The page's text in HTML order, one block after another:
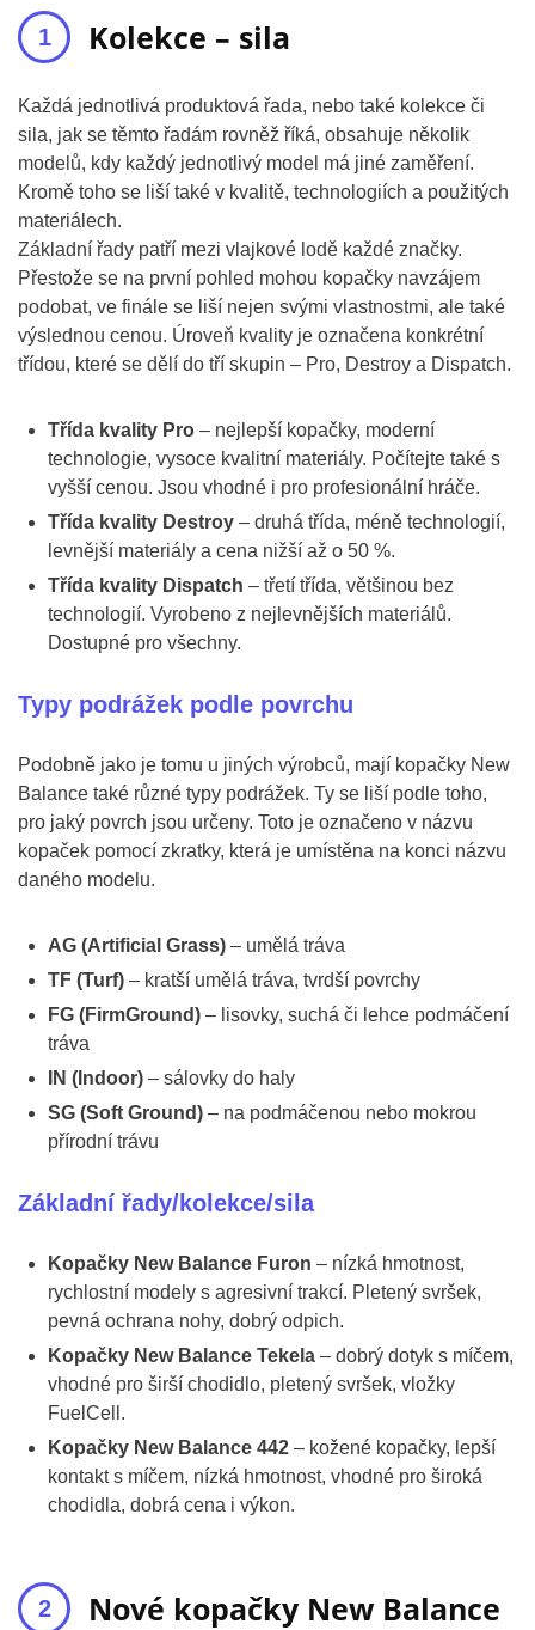
Kolekce – sila
Každá jednotlivá produktová řada, nebo také kolekce či
sila, jak se těmto řadám rovněž říká, obsahuje několik
modelů, kdy každý jednotlivý model má jiné zaměření.
Kromě toho se liší také v kvalitě, technologiích a použitých
materiálech.
Základní řady patří mezi vlajkové lodě každé značky.
Přestože se na první pohled mohou kopačky navzájem
podobat, ve finále se liší nejen svými vlastnostmi, ale také
výslednou cenou. Úroveň kvality je označena konkrétní
třídou, které se dělí do tří skupin – Pro, Destroy a Dispatch.
Třída kvality Pro – nejlepší kopačky, moderní
technologie, vysoce kvalitní materiály. Počítejte také s
vyšší cenou. Jsou vhodné i pro profesionální hráče.
Třída kvality Destroy – druhá třída, méně technologií,
levnější materiály a cena nižší až o 50 %.
Třída kvality Dispatch – třetí třída, většinou bez
technologií. Vyrobeno z nejlevnějších materiálů.
Dostupné pro všechny.
Typy podrážek podle povrchu
Podobně jako je tomu u jiných výrobců, mají kopačky New
Balance také různé typy podrážek. Ty se liší podle toho,
pro jaký povrch jsou určeny. Toto je označeno v názvu
kopaček pomocí zkratky, která je umístěna na konci názvu
daného modelu.
AG (Artificial Grass) – umělá tráva
TF (Turf) – kratší umělá tráva, tvrdší povrchy
FG (FirmGround) – lisovky, suchá či lehce podmáčení
tráva
IN (Indoor) – sálovky do haly
SG (Soft Ground) – na podmáčenou nebo mokrou
přírodní trávu
Základní řady/kolekce/sila
Kopačky New Balance Furon – nízká hmotnost,
rychlostní modely s agresivní trakcí. Pletený svršek,
pevná ochrana nohy, dobrý odpich.
Kopačky New Balance Tekela – dobrý dotyk s míčem,
vhodné pro širší chodidlo, pletený svršek, vložky
FuelCell.
Kopačky New Balance 442 – kožené kopačky, lepší
kontakt s míčem, nízká hmotnost, vhodné pro široká
chodidla, dobrá cena i výkon.
Nové kopačky New Balance